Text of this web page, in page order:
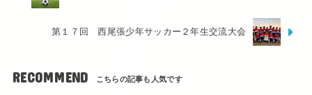
第１７回 西尾張少年サッカー２年生交流大会
RECOMMEND